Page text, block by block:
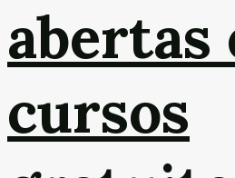
abertas
cursos